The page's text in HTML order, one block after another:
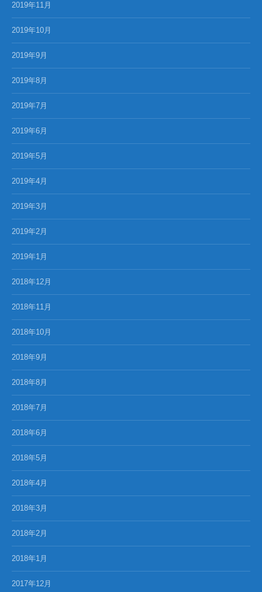
2019年11月
2019年10月
2019年9月
2019年8月
2019年7月
2019年6月
2019年5月
2019年4月
2019年3月
2019年2月
2019年1月
2018年12月
2018年11月
2018年10月
2018年9月
2018年8月
2018年7月
2018年6月
2018年5月
2018年4月
2018年3月
2018年2月
2018年1月
2017年12月